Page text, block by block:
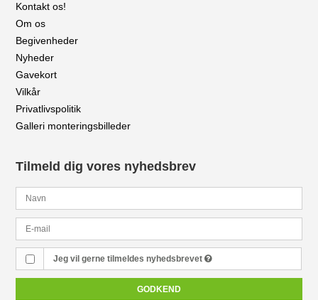
Kontakt os!
Om os
Begivenheder
Nyheder
Gavekort
Vilkår
Privatlivspolitik
Galleri monteringsbilleder
Tilmeld dig vores nyhedsbrev
Jeg vil gerne tilmeldes nyhedsbrevet
GODKEND